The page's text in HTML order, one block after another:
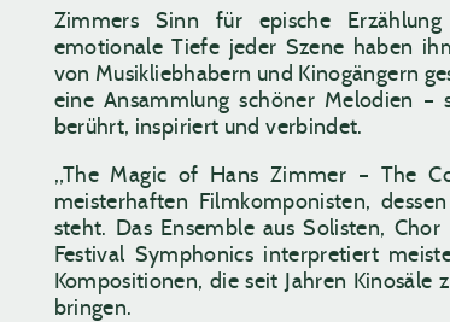
Zimmers Sinn für epische
emotionale Tiefe jeder Szene haben
von Musikliebhabern und Kinogängern
eine Ansammlung schöner Melodien –
berührt, inspiriert und verbindet.
„The Magic of Hans Zimmer – The
meisterhaften Filmkomponisten,
steht. Das Ensemble aus Solisten,
Festival Symphonics interpretiert
Kompositionen, die seit Jahren Kinosäle
bringen.